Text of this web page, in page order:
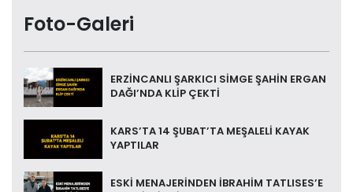
Foto-Galeri
ERZİNCANLI ŞARKICI SİMGE ŞAHİN ERGAN
DAĞI’NDA KLİP ÇEKTİ
KARS’TA 14 ŞUBAT’TA MEŞALELİ KAYAK
YAPTILAR
ESKİ MENAJERİNDEN İBRAHİM TATLISES’E